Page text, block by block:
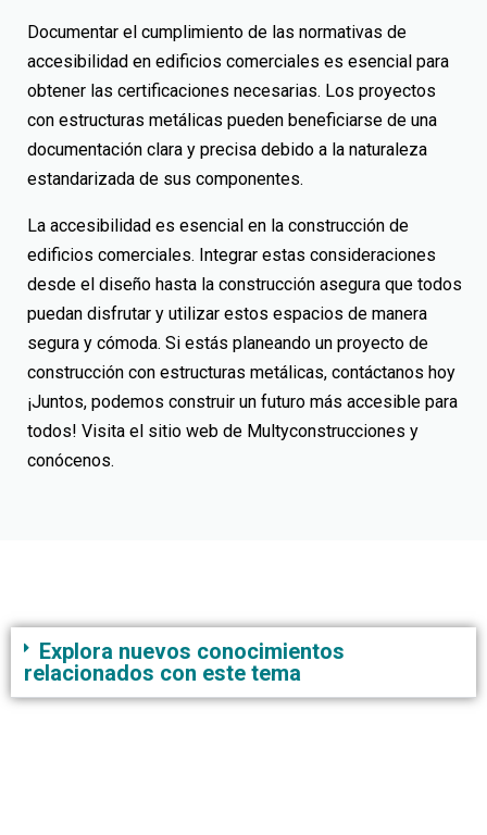
Documentar el cumplimiento de las normativas de
accesibilidad en edificios comerciales es esencial para
obtener las certificaciones necesarias. Los proyectos
con estructuras metálicas pueden beneficiarse de una
documentación clara y precisa debido a la naturaleza
estandarizada de sus componentes.
La accesibilidad es esencial en la construcción de
edificios comerciales. Integrar estas consideraciones
desde el diseño hasta la construcción asegura que todos
puedan disfrutar y utilizar estos espacios de manera
segura y cómoda. Si estás planeando un proyecto de
construcción con estructuras metálicas, contáctanos hoy
¡Juntos, podemos construir un futuro más accesible para
todos! Visita el sitio web de Multyconstrucciones y
conócenos.
Explora nuevos conocimientos
relacionados con este tema